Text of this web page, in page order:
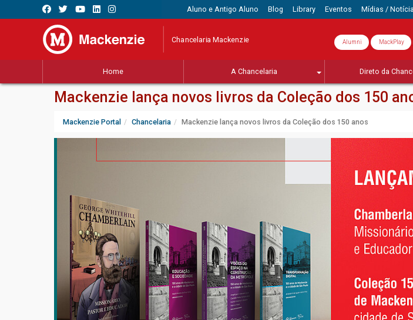
Aluno e Antigo Aluno Blog Library Eventos Mídias /
Chancelaria Mackenzie Alumni MackPlay
Home A Chancelaria Direto da
Mackenzie lança novos livros da Coleção dos 150
Mackenzie Portal Chancelaria Mackenzie lança novos livros da Coleção dos 150 anos